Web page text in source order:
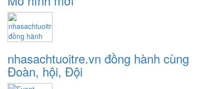
nhasachtuoitre.vn đồng hành cùng
Đoàn, hội, Đội